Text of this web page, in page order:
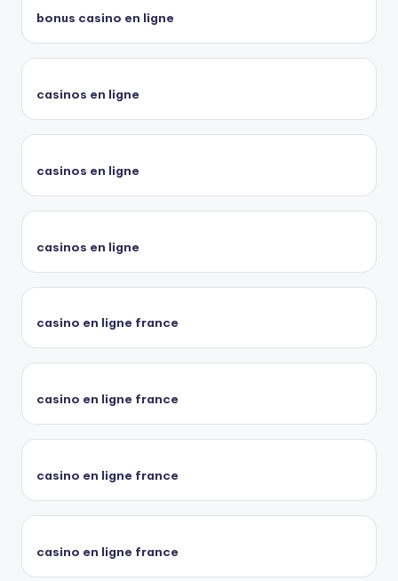
bonus casino en ligne
casinos en ligne
casinos en ligne
casinos en ligne
casino en ligne france
casino en ligne france
casino en ligne france
casino en ligne france